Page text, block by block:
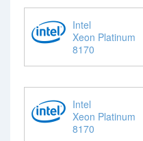
Intel
Xeon Platinum
8170
Intel
Xeon Platinum
8170